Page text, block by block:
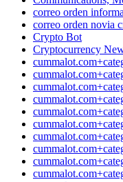
correo orden
correo orden novia
Crypto Bot
Cryptocurrency